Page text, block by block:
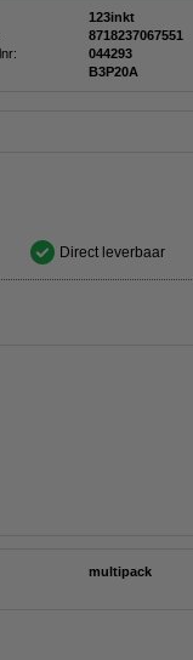
123inkt
8718237067551
044293
B3P20A
Direct leverbaar
multipack